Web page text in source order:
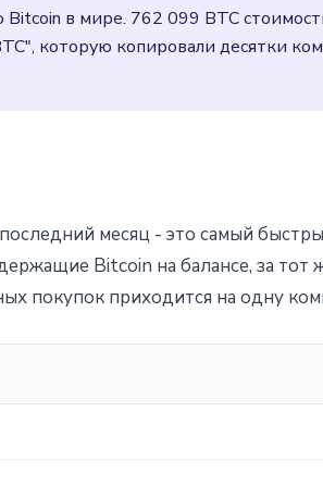
в мире. 762 099 BTC
которую копировали десятки
месяц - это самый
Bitcoin на балансе, за тот
покупок приходится на одну